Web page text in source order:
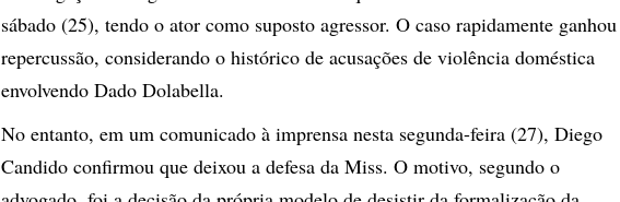
sábado (25), tendo o ator como suposto agressor. O caso rapidamente ganhou
repercussão, considerando o histórico de acusações de violência doméstica
envolvendo Dado Dolabella.
No entanto, em um comunicado à imprensa nesta segunda-feira (27), Diego
Candido confirmou que deixou a defesa da Miss. O motivo, segundo o